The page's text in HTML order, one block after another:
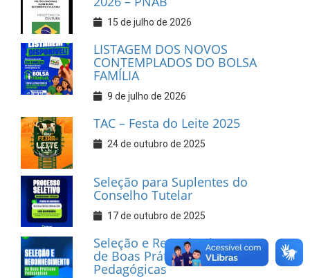
15 de julho de 2026
LISTAGEM DOS NOVOS
CONTEMPLADOS DO BOLSA
FAMÍLIA
9 de julho de 2026
TAC – Festa do Leite 2025
24 de outubro de 2025
Seleção para Suplentes do
Conselho Tutelar
17 de outubro de 2025
Seleção e Reconhecimento
de Boas Práticas
Pedagógicas